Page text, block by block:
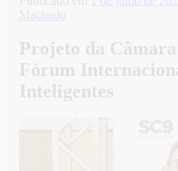
Machado
Projeto da
Fórum
Inteligentes